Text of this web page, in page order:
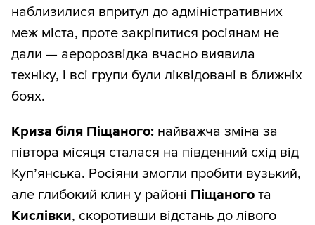
наблизилися впритул до адміністративних
меж міста, проте закріпитися росіянам не
дали — аеророзвідка вчасно виявила
техніку, і всі групи були ліквідовані в ближніх
боях.
Криза біля Піщаного: найважча зміна за
півтора місяця сталася на південний схід від
Куп’янська. Росіяни змогли пробити вузький,
але глибокий клин у районі Піщаного та
Кислівки, скоротивши відстань до лівого